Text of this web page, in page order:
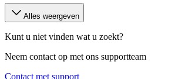
Alles weergeven
Kunt u niet vinden wat u zoekt?
Neem contact op met ons supportteam
Contact met support